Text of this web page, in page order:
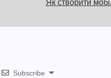
Як створити
Subscribe